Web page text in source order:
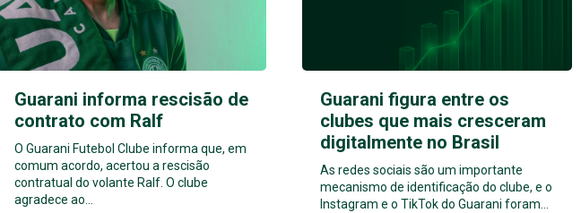
Guarani informa rescisão de
contrato com Ralf
O Guarani Futebol Clube informa que, em
comum acordo, acertou a rescisão
contratual do volante Ralf. O clube
agradece ao…
Guarani figura entre os
clubes que mais cresceram
digitalmente no Brasil
As redes sociais são um importante
mecanismo de identificação do clube, e o
Instagram e o TikTok do Guarani foram…